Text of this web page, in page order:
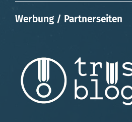
Werbung / Partnerseiten